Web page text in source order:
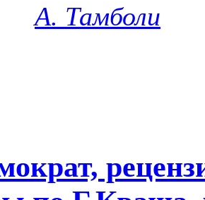
А. Тамболи